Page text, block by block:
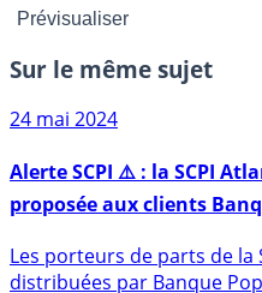
Sur le même sujet
24 mai 2024
Alerte SCPI ⚠️ : la SCPI
proposée aux clients
11 %